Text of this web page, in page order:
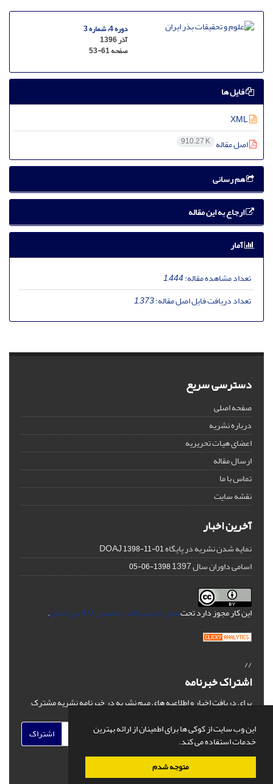
این وب سایت از کوکی ها برای اطمینان از ارائه بهترین
خدمات استفاده می کند.
متوجه شدم
دوره 4، شماره 3
آذر 1396
صفحه53-61
فایل ها
اصل مقاله 910.27 K
هم رسانی
ارجاع به این مقاله
آمار
تعداد مشاهده مقاله:1,444
تعداد دریافت فایل اصل مقاله:1,373
دسترسی سریع
صفحه اصلی
درباره نشریه
اعضای هیات تحریریه
ارسال مقاله
تماس با ما
نقشه سایت
آخرین اخبار
نمایه شدن نشریه در پایگاه DOAJ1398-11-01
اسامی داوران سال 1397 1398-06-05
این کار مجوز دارد تحتمجوز کریتیو کامنز تخصیص 4.0 بین‌المللی .
//
اشتراک خبرنامه
برای دریافت اخبار و اطلاعیه های مهم نشریه در خبرنامه نشریه مشترک
اشتراک